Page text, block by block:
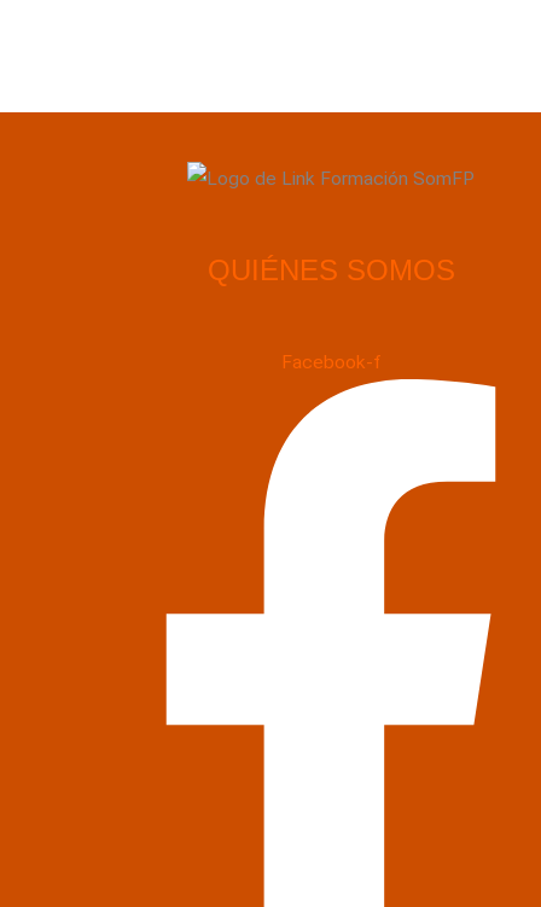
QUIÉNES SOMOS
Facebook-f